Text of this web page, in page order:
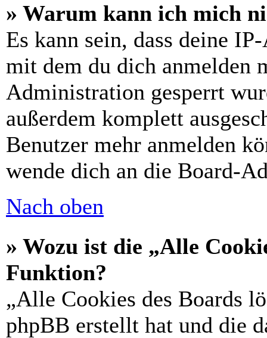
» Warum kann ich mich
Es kann sein, dass deine
mit dem du dich anmelden
Administration gesperrt
außerdem komplett
Benutzer mehr anmelden
wende dich an die Board-
Nach oben
» Wozu ist die „Alle
Funktion?
„Alle Cookies des Boards
phpBB erstellt hat und die